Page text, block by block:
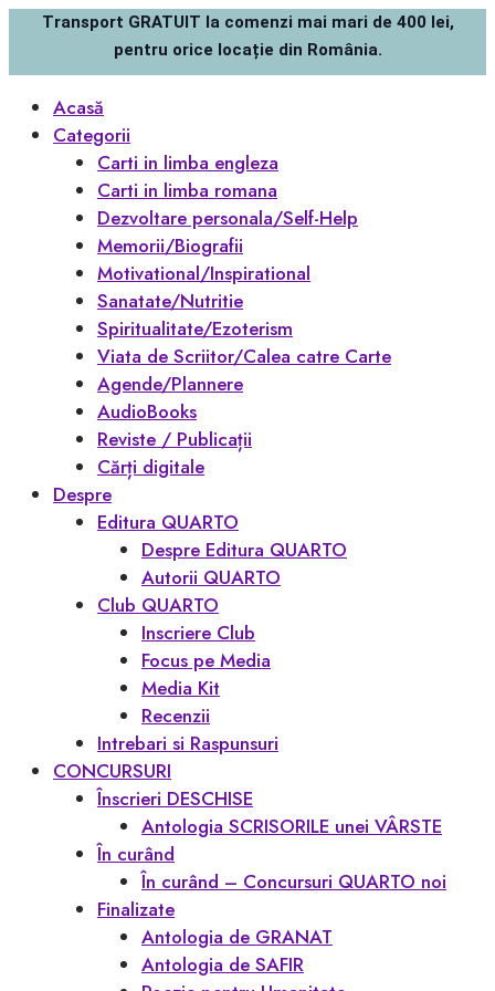
Transport GRATUIT la comenzi mai mari de 400 lei,
pentru orice locație din România.
Acasă
Categorii
Carti in limba engleza
Carti in limba romana
Dezvoltare personala/Self-Help
Memorii/Biografii
Motivational/Inspirational
Sanatate/Nutritie
Spiritualitate/Ezoterism
Viata de Scriitor/Calea catre Carte
Agende/Plannere
AudioBooks
Reviste / Publicații
Cărți digitale
Despre
Editura QUARTO
Despre Editura QUARTO
Autorii QUARTO
Club QUARTO
Inscriere Club
Focus pe Media
Media Kit
Recenzii
Intrebari si Raspunsuri
CONCURSURI
Înscrieri DESCHISE
Antologia SCRISORILE unei VÂRSTE
În curând
În curând – Concursuri QUARTO noi
Finalizate
Antologia de GRANAT
Antologia de SAFIR